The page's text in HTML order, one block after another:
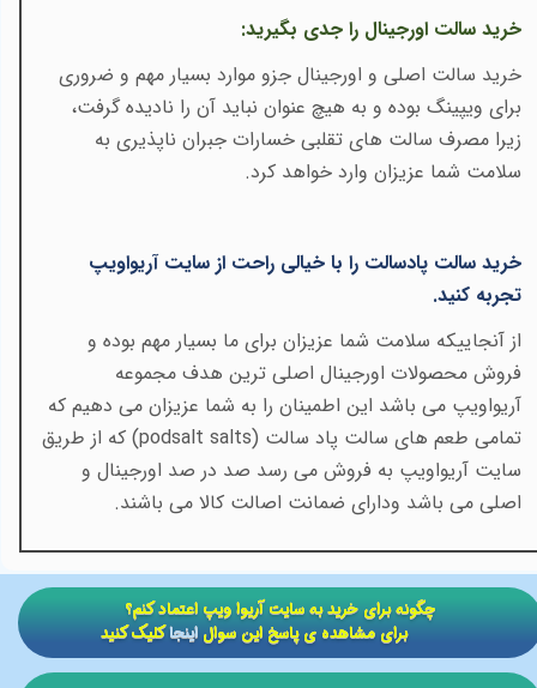
خرید سالت اورجینال را جدی بگیرید:
خرید سالت اصلی و اورجینال جزو موارد بسیار مهم و ضروری
برای ویپینگ بوده و به هیچ عنوان نباید آن را نادیده گرفت،
زیرا مصرف سالت های تقلبی خسارات جبران ناپذیری به
سلامت شما عزیزان وارد خواهد کرد.
خرید سالت پادسالت را با خیالی راحت از سایت آریواویپ
تجربه کنید.
از آنجاییکه سلامت شما عزیزان برای ما بسیار مهم بوده و
فروش محصولات اورجینال اصلی ترین هدف مجموعه
آریواویپ می باشد این اطمینان را به شما عزیزان می دهیم که
تمامی طعم های سالت پاد سالت (podsalt salts)که از طریق
سایت آریواویپ به فروش می رسد صد در صد اورجینال و
اصلی می باشد ودارای ضمانت اصالت کالا می باشند.
​​چگونه برای خرید به سایت آریوا ویپ اعتماد کنم؟
برای مشاهده ی پاسخ این سوالاینجاکلیک کنید